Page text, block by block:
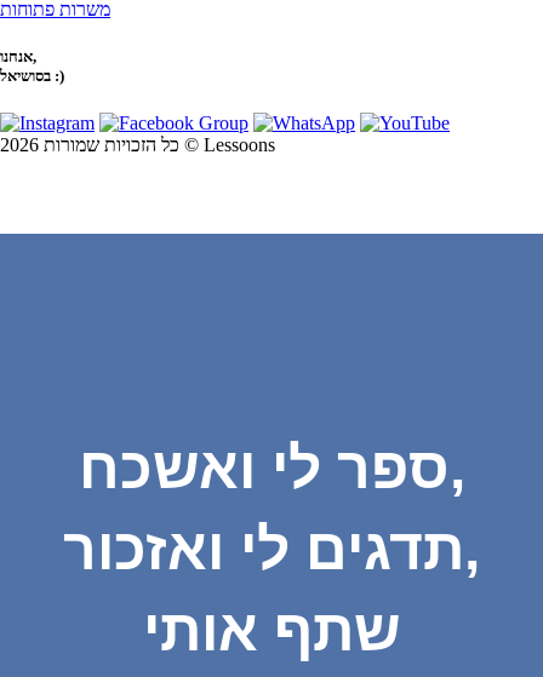
משרות פתוחות
אנחנו,
בסושיאל :)
כל הזכויות שמורות 2026 © Lessoons
ספר לי ואשכח,
תדגים לי ואזכור,
שתף אותי